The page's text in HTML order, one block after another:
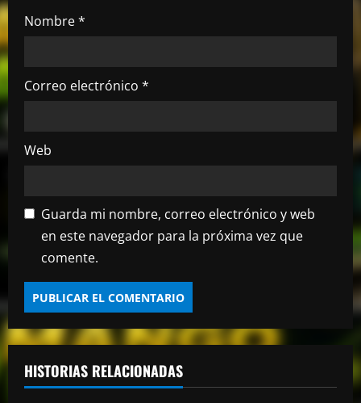
a
d
a
Nombre*
Correo electrónico *
Web
Guarda mi nombre, correo electrónico y web
en este navegador para la próxima vez que
comente.
HISTORIAS RELACIONADAS